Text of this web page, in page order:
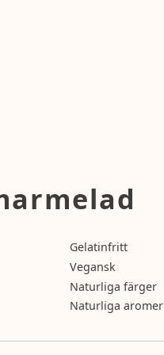
Gelatinfritt
Vegansk
Naturliga färger
Naturliga aromer